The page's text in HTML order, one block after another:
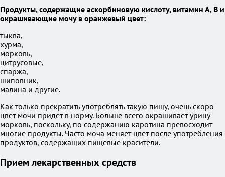
Продукты, содержащие аскорбиновую кислоту, витамин А, В и
окрашивающие мочу в оранжевый цвет:
тыква,
хурма,
морковь,
цитрусовые,
спаржа,
шиповник,
малина и другие.
Как только прекратить употреблять такую пищу, очень скоро
цвет мочи придет в норму. Больше всего окрашивает урину
морковь, поскольку, по содержанию каротина превосходит
многие продукты. Часто моча меняет цвет после употребления
продуктов, содержащих пищевые красители.
Прием лекарственных средств